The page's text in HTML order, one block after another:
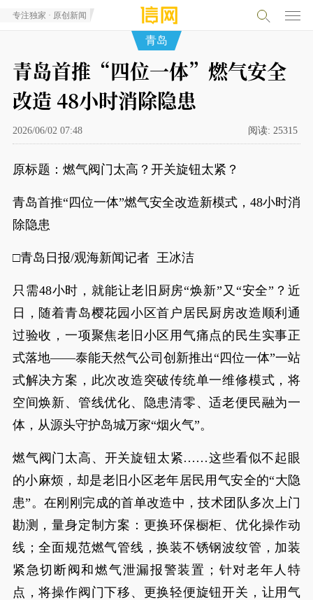
专注独家 · 原创新闻
青岛
青岛首推“四位一体”燃气安全
改造 48小时消除隐患
2026/06/02 07:48 阅读: 25315
原标题：燃气阀门太高？开关旋钮太紧？
青岛首推“四位一体”燃气安全改造新模式，48小时消
除隐患
□青岛日报/观海新闻记者 王冰洁
只需48小时，就能让老旧厨房“焕新”又“安全”？近
日，随着青岛樱花园小区首户居民厨房改造顺利通
过验收，一项聚焦老旧小区用气痛点的民生实事正
式落地——泰能天然气公司创新推出“四位一体”一站
式解决方案，此次改造突破传统单一维修模式，将
空间焕新、管线优化、隐患清零、适老便民融为一
体，从源头守护岛城万家“烟火气”。
燃气阀门太高、开关旋钮太紧……这些看似不起眼
的小麻烦，却是老旧小区老年居民用气安全的“大隐
患”。在刚刚完成的首单改造中，技术团队多次上门
勘测，量身定制方案：更换环保橱柜、优化操作动
线；全面规范燃气管线，换装不锈钢波纹管，加装
紧急切断阀和燃气泄漏报警装置；针对老年人特
点，将操作阀门下移、更换轻便旋钮开关，让用气